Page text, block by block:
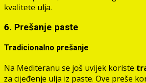
kvalitete ulja.
6. Prešanje paste
Tradicionalno prešanje
Na Mediteranu se još uvijek koriste
za cijeđenje ulja iz paste. Ove preše